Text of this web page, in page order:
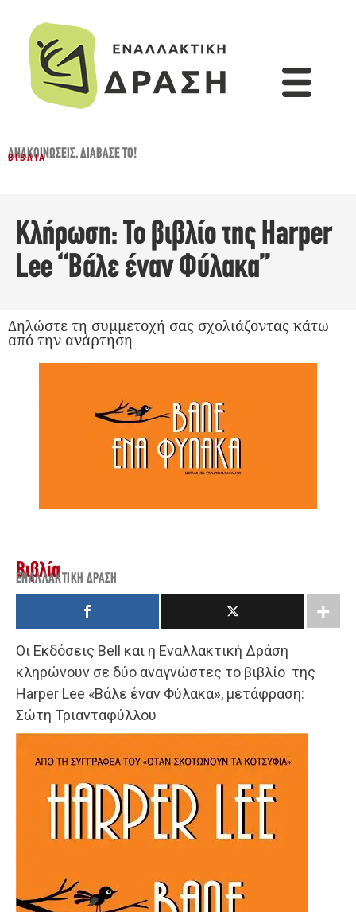
ΑΝΑΚΟΙΝΏΣΕΙΣ,ΔΙΆΒΑΣΈ ΤΟ!
ΒΙΒΛΊΑ
Κλήρωση: Το βιβλίο της Harper
Lee “Βάλε έναν Φύλακα”
Δηλώστε τη συμμετοχή σας σχολιάζοντας κάτω
από την ανάρτηση
Βιβλία
ΕΝΑΛΛΑΚΤΙΚΉ ΔΡΆΣΗ
Οι Εκδόσεις Bell και η Εναλλακτική Δράση
κληρώνουν σε δύο αναγνώστες το βιβλίο της
Harper Lee «Βάλε έναν Φύλακα», μετάφραση:
Σώτη Τριανταφύλλου